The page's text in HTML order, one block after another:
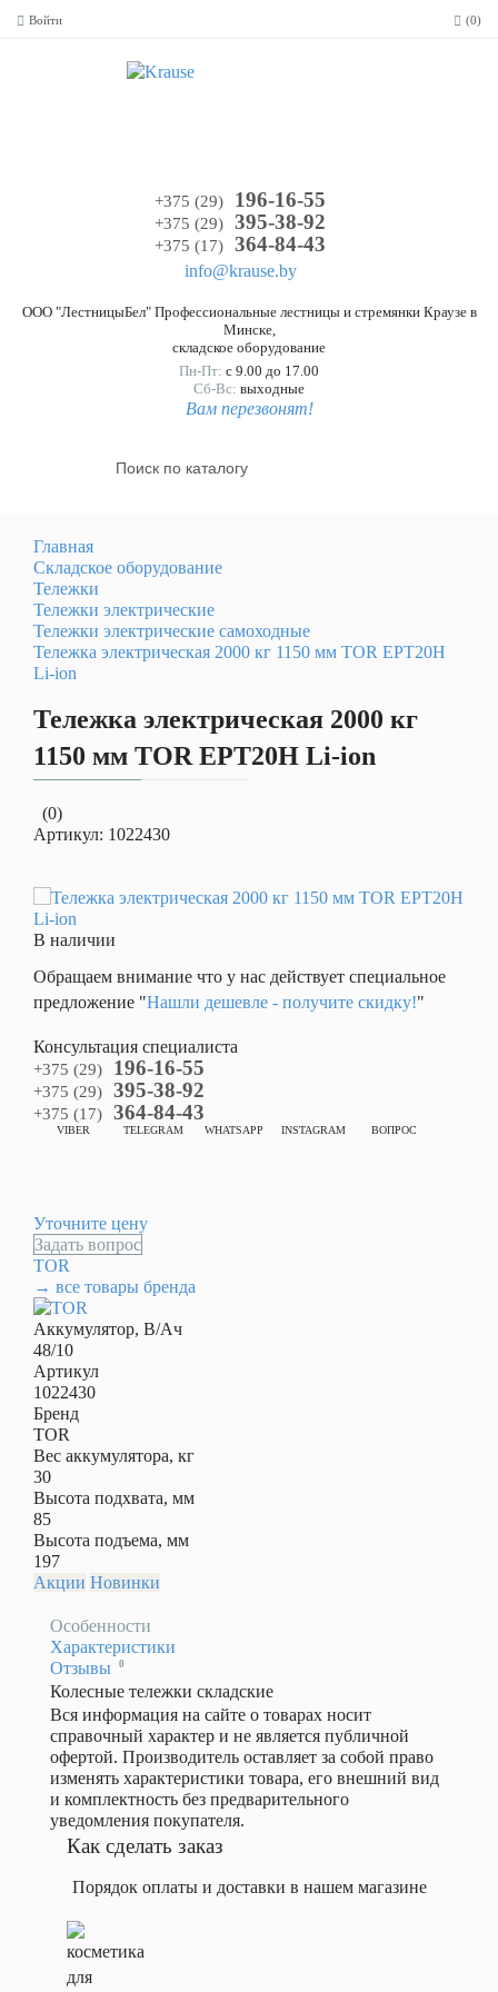
Войти (0)
+375 (29) 196-16-55
+375 (29) 395-38-92
+375 (17) 364-84-43
info@krause.by
ООО "ЛестницыБел" Профессиональные лестницы и стремянки Краузе в
Минске,
складское оборудование
Пн-Пт: с 9.00 до 17.00
Сб-Вс: выходные
Вам перезвонят!
Большегрузные
Двухколесные
Запчасти для тележки
Гидроузлы для тележек
Запчасти для BFB
Главная
Складское оборудование
Тележки
Тележки электрические
Тележки электрические самоходные
Тележка электрическая 2000 кг 1150 мм TOR EPT20H
Li-ion
Тележка электрическая 2000 кг
1150 мм TOR EPT20H Li-ion
(0)
Артикул: 1022430
В наличии
Обращаем внимание что у нас действует специальное
предложение "Нашли дешевле - получите скидку!"
Консультация специалиста
+375 (29) 196-16-55
+375 (29) 395-38-92
+375 (17) 364-84-43
VIBER TELEGRAM WHATSAPP INSTAGRAM ВОПРОС
Уточните цену
Задать вопрос
TOR
→ все товары бренда
Аккумулятор, В/Ач
48/10
Артикул
1022430
Бренд
TOR
Вес аккумулятора, кг
30
Высота подхвата, мм
85
Высота подъема, мм
197
Акции Новинки
Особенности
Характеристики
Отзывы
0
Колесные тележки складские
Аккумулятор,
В/
Ач
48/10
Артикул
1022430
Бренд
TOR
Вес
аккумулятора,
подхвата,
мм
Оставить
отзыв
Ваша
оценка
—
Ваше
—
Комментарий
Вся информация на сайте о товарах носит
справочный характер и не является публичной
офертой. Производитель оставляет за собой право
изменять характеристики товара, его внешний вид
и комплектность без предварительного
уведомления покупателя.
Как сделать заказ
Порядок оплаты и доставки в нашем магазине